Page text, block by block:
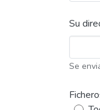
Su
Se